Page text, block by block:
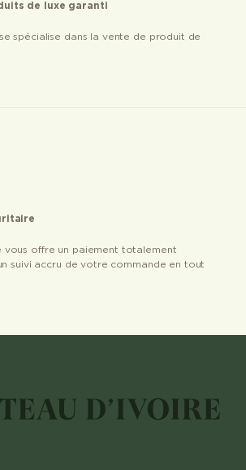
de luxe garanti
spécialise dans la vente de produit de
vous offre un paiement totalement
suivi accru de votre commande en tout